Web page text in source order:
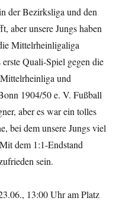
der Bezirksliga und den
aber unsere Jungs haben
Mittelrheinligaliga
Quali-Spiel gegen die
und
1904/50 e. V. Fußball
aber es war ein tolles
bei dem unsere Jungs viel
dem 1:1-Endstand
sein.
13:00 Uhr am Platz